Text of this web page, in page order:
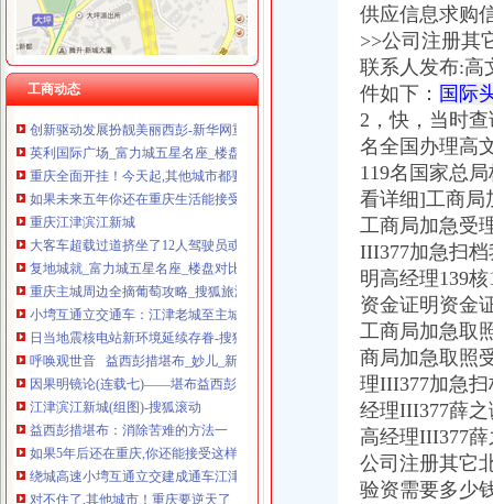
工商动态
西南铝业（集团）有限责任公司-搜百科
益西彭措《往生论注讲记》二十四
西彭将建全市大葡萄园基地千亩葡萄熟了等你摘-食品资讯-第一食
往生论注讲记1——益西彭措堪布_海潮音8_新浪博客
创新驱动发展扮靓美丽西彭-新华网重庆频道
英利国际广场_富力城五星名座_楼盘对比分析-重庆乐居
重庆全面开挂！今天起,其他城市都要羡慕重庆啦_搜狐其它_搜狐网
如果未来五年你还在重庆生活能接受这样的重庆吗？-新华网重庆频道
重庆江津滨江新城
大客车超载过道挤坐了12人驾驶员或遭罚2000元记12分(图)_网易
复地城就_富力城五星名座_楼盘对比分析-重庆乐居
重庆主城周边全摘葡萄攻略_搜狐旅游_搜狐网
小塆互通立交通车：江津老城至主城核心区仅30分钟（图）_重庆频道_
日当地震核电站新环境延续存眷-搜狐新人的空间-搜狐博客
呼唤观世音 益西彭措堪布_妙儿_新浪博客
因果明镜论(连载七)——堪布益西彭措 著_枫林晚_新浪博客
江津滨江新城(组图)-搜狐滚动
益西彭措堪布：消除苦难的方法一
如果5年后还在重庆,你还能接受这样的重庆吗？
绕城高速小塆互通立交建成通车江津半小时到主城(组图)-搜狐滚动
对不住了,其他城市！重庆要逆天了！_搜狐教育_搜狐网
重庆发生车祸9人亡35人受伤-搜狐新闻
供应信息求购
>>公司注册其
联系人发布:高
件如下： 国际
2，快，当时
名全国办理高
119名国家总
看详细]工商局
工商局加急受
III377加急扫
明高经理139
资金证明资金
工商局加急取
商局加急取照
理III377加急
经理III377薛
高经理III377
公司注册其它
验资需要多少